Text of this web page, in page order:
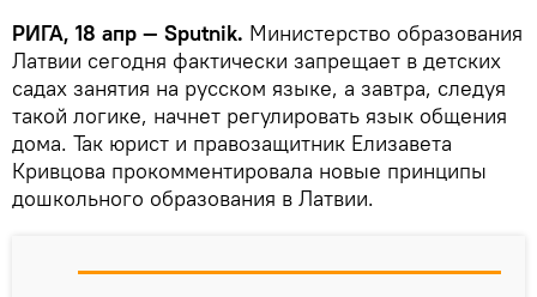
РИГА, 18 апр — Sputnik. Министерство образования
Латвии сегодня фактически запрещает в детских
садах занятия на русском языке, а завтра, следуя
такой логике, начнет регулировать язык общения
дома. Так юрист и правозащитник Елизавета
Кривцова прокомментировала новые принципы
дошкольного образования в Латвии.